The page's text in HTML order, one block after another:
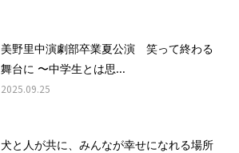
美野里中演劇部卒業夏公演 笑って終わる
舞台に 〜中学生とは思...
2025.09.25
犬と人が共に、みんなが幸せになれる場所